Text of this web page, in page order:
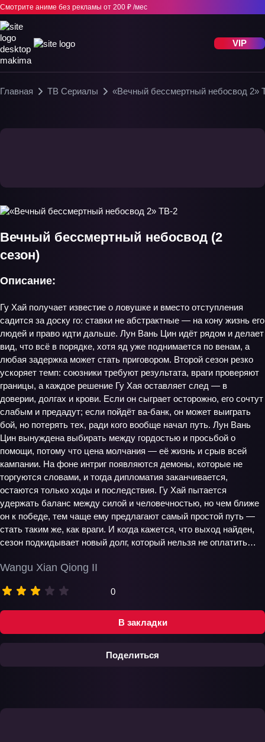
Смотрите аниме без рекламы от 200 ₽ /мес
VIP
Главная ТВ Сериалы «Вечный бессмертный небосвод 2»
В закладки
Поделиться
Вечный бессмертный небосвод (2
сезон)
Wangu Xian Qiong II
0
Описание:
Гу Хай получает известие о ловушке и вместо отступления
садится за доску го: ставки не абстрактные — на кону жизнь его
людей и право идти дальше. Лун Вань Цин идёт рядом и делает
вид, что всё в порядке, хотя яд уже поднимается по венам, а
любая задержка может стать приговором. Второй сезон резко
ускоряет темп: союзники требуют результата, враги проверяют
границы, а каждое решение Гу Хая оставляет след — в
доверии, долгах и крови. Если он сыграет осторожно, его сочтут
слабым и предадут; если пойдёт ва-банк, он может выиграть
бой, но потерять тех, ради кого вообще начал путь. Лун Вань
Цин вынуждена выбирать между гордостью и просьбой о
помощи, потому что цена молчания — её жизнь и срыв всей
кампании. На фоне интриг появляются демоны, которые не
торгуются словами, и тогда дипломатия заканчивается,
остаются только ходы и последствия. Гу Хай пытается
удержать баланс между силой и человечностью, но чем ближе
он к победе, тем чаще ему предлагают самый простой путь —
стать таким же, как враги. И когда кажется, что выход найден,
сезон подкидывает новый долг, который нельзя не оплатить…